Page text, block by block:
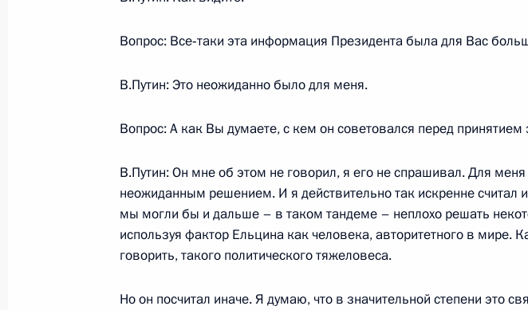
Встреча с военнослужащими Военно-Морского Флота
Разделы сайта
Информационные
Президента России
Вопрос: Все‑таки эта информация Президента была для Вас
В.Путин: Это неожиданно было для меня.
Вопрос: А как Вы думаете, с кем он советовался перед принятием
В.Путин: Он мне об этом не говорил, я его не спрашивал. Для
неожиданным решением. И я действительно так искренне считал
мы могли бы и дальше – в таком тандеме – неплохо решать
используя фактор Ельцина как человека, авторитетного в мире.
говорить, такого политического тяжеловеса.
Но он посчитал иначе. Я думаю, что в значительной степени это